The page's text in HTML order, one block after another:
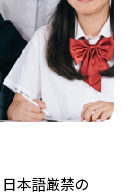
本語厳禁の